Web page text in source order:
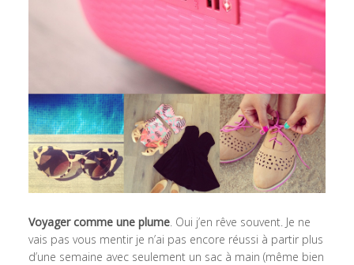
Voyager comme une plume. Oui j’en rêve souvent. Je ne
vais pas vous mentir je n’ai pas encore réussi à partir plus
d’une semaine avec seulement un sac à main (même bien